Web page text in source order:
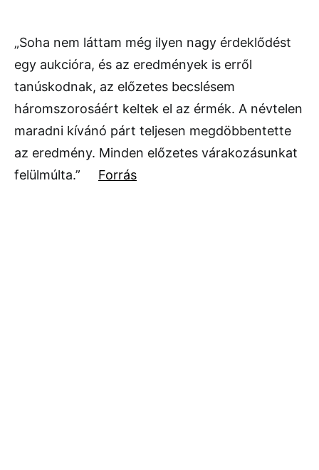
„Soha nem láttam még ilyen nagy érdeklődést
egy aukcióra, és az eredmények is erről
tanúskodnak, az előzetes becslésem
háromszorosáért keltek el az érmék. A névtelen
maradni kívánó párt teljesen megdöbbentette
az eredmény. Minden előzetes várakozásunkat
felülmúlta.” Forrás